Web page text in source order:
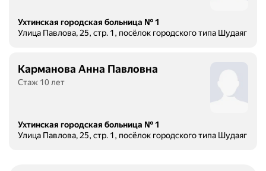
Ухтинская городская больница № 1
Улица Павлова, 25, стр. 1, посёлок городского типа Шудаяг
Карманова Анна Павловна
Стаж 10 лет
Ухтинская городская больница № 1
Улица Павлова, 25, стр. 1, посёлок городского типа Шудаяг